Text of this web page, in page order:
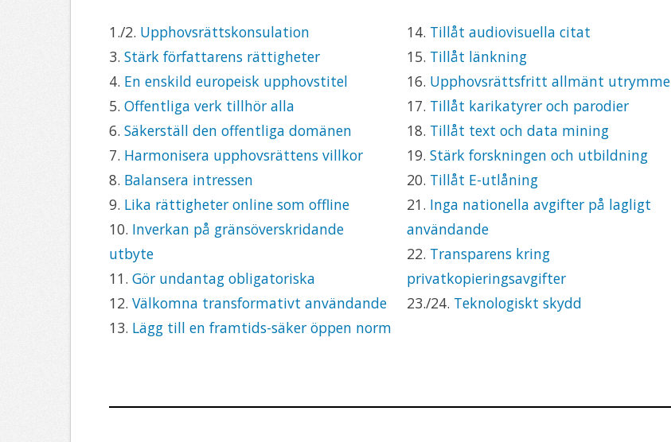
1./2. Upphovsrättskonsulation
3. Stärk författarens rättigheter
4. En enskild europeisk upphovstitel
5. Offentliga verk tillhör alla
6. Säkerställ den offentliga domänen
7. Harmonisera upphovsrättens villkor
8. Balansera intressen
9. Lika rättigheter online som offline
10. Inverkan på gränsöverskridande
utbyte
11. Gör undantag obligatoriska
12. Välkomna transformativt användande
13. Lägg till en framtids-säker öppen norm
14. Tillåt audiovisuella citat
15. Tillåt länkning
16. Upphovsrättsfritt allmänt utrymme
17. Tillåt karikatyrer och parodier
18. Tillåt text och data mining
19. Stärk forskningen och utbildning
20. Tillåt E-utlåning
21. Inga nationella avgifter på lagligt
användande
22. Transparens kring
privatkopieringsavgifter
23./24. Teknologiskt skydd